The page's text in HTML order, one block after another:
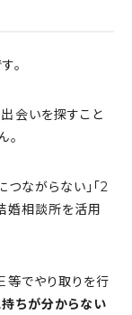
。
会いを探すこと
。
ながらない」「2
婚相談所を活用
でやり取りを行
ちが分からない